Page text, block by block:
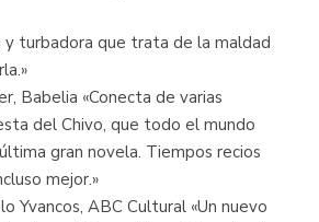
y turbadora que trata de la maldad
Babelia «Conecta de varias
del Chivo, que todo el mundo
gran novela. Tiempos recios
mejor.»
Yvancos, ABC Cultural «Un nuevo